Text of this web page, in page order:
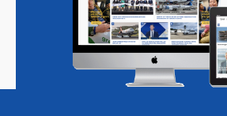
Magazine Podcasts